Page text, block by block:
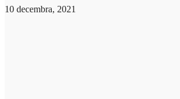
10 decembra, 2021